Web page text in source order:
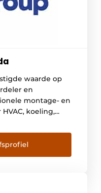
waarde op
en
montage- en
koeling,
en intralogistiek.